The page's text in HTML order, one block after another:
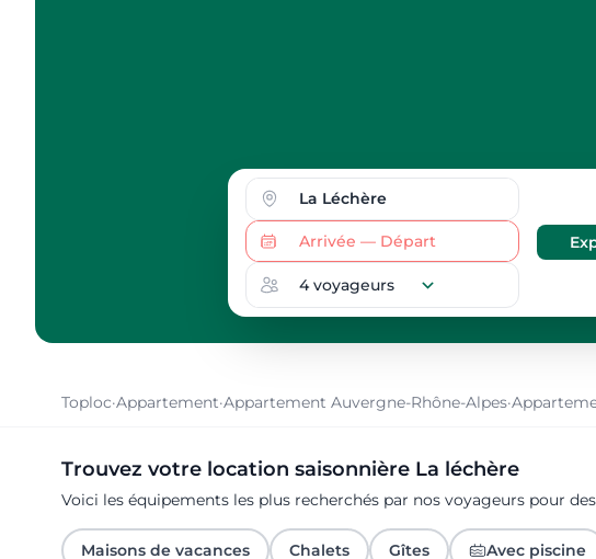
Toploc·Appartement·Appartement Auvergne-Rhône-Alpes·
Trouvez votre location saisonnière La léchère
Voici les équipements les plus recherchés par nos voyageurs pour
Maisons de vacances Chalets Gîtes Avec piscine